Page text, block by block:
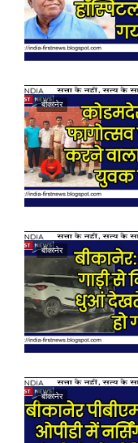
बीकानेर
बीकानेर
बीकानेर